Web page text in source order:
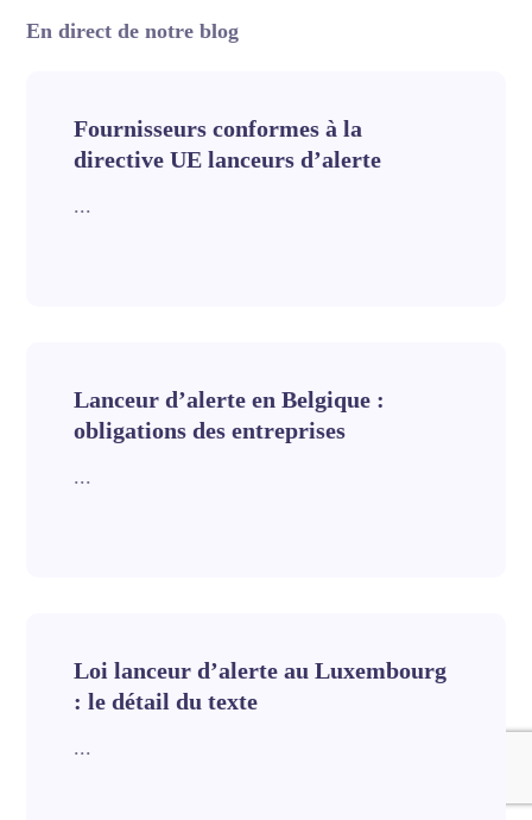
En direct de notre blog
Fournisseurs conformes à la
directive UE lanceurs d’alerte
...
Lanceur d’alerte en Belgique :
obligations des entreprises
...
Loi lanceur d’alerte au Luxembourg
: le détail du texte
...